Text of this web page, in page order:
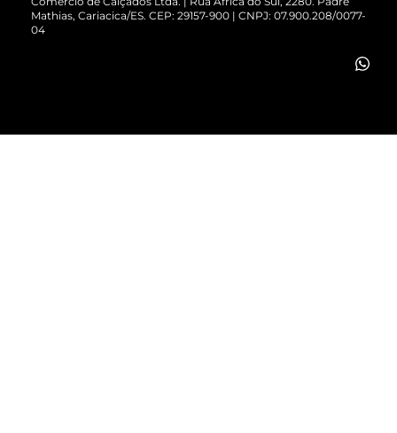
Vendas Corporativas
Mathias, Cariacica/ES. CEP: 29157-900 | CNPJ: 07.900.208/0077-
04